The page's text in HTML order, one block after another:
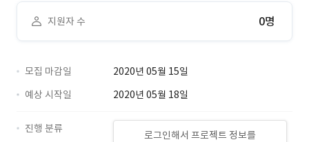
지원자 수 0명
모집 마감일
2020년 05월 15일
예상 시작일
2020년 05월 18일
로그인해서 프로젝트 정보를
진행 분류